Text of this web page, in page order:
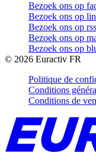
Bezoek ons op
Bezoek ons op
Bezoek ons op
Bezoek ons op
Bezoek ons op
© 2026 Euractiv FR
Politique de
Conditions
Conditions de